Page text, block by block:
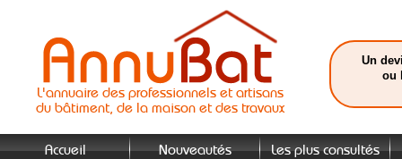
L'annuaire des professionnels et artisans
du bâtiment, de la maison et des travaux
Un
ou
Accueil Nouveautés Les plus consultés